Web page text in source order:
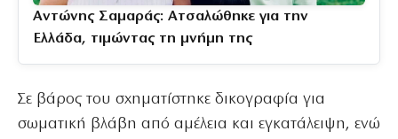
Αντώνης Σαμαράς: Ατσαλώθηκε για την
Ελλάδα, τιμώντας τη μνήμη της
Σε βάρος του σχηματίστηκε δικογραφία για
σωματική βλάβη από αμέλεια και εγκατάλειψη, ενώ